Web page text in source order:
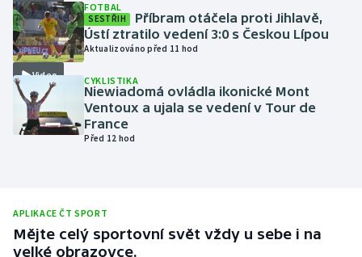
Motorsport
Olympijské hry
Parasport
Video
FOTBAL
SESTŘIH
Příbram otáčela proti Jihlavě,
Ústí ztratilo vedení 3:0 s Českou Lípou
Aktualizováno před 11 hod
CYKLISTIKA
Niewiadomá ovládla ikonické Mont
Ventoux a ujala se vedení v Tour de
France
Před 12 hod
APLIKACE ČT SPORT
Mějte celý sportovní svět vždy u sebe i na
velké obrazovce.